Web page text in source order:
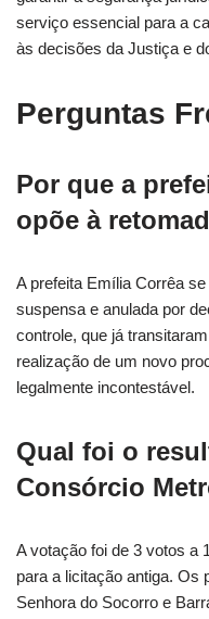
serviço essencial para a
às decisões da Justiça e
Perguntas
Por que a
opõe à
A prefeita Emília Corrêa
suspensa e anulada por
controle, que já
realização de um novo
legalmente incontestável.
Qual foi o
Consórcio
A votação foi de 3 votos a
para a licitação antiga. Os
Senhora do Socorro e